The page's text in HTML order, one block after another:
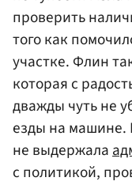
проверить
того как
участке. Флин
которая с
дважды чуть не
езды на машине.
не выдержала
с политикой,